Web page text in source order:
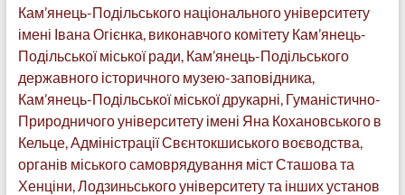
Кам’янець-Подільського національного університету
імені Івана Огієнка, виконавчого комітету Кам’янець-
Подільської міської ради, Кам’янець-Подільського
державного історичного музею-заповідника,
Кам’янець-Подільської міської друкарні, Гуманістично-
Природничого університету імені Яна Кохановського в
Кельце, Адміністрації Свєнтокшиського воєводства,
органів міського самоврядування міст Сташова та
Хенціни, Лодзиньського університету та інших установ